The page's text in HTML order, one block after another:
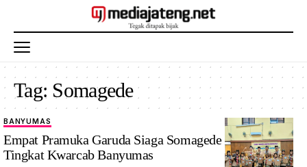
Tag: Somagede
BANYUMAS
Empat Pramuka Garuda Siaga Somagede Berprestasi
Tingkat Kwarcab Banyumas